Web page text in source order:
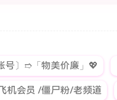
号〕➱「物美价廉」💖
机会员 /僵尸粉/老频道